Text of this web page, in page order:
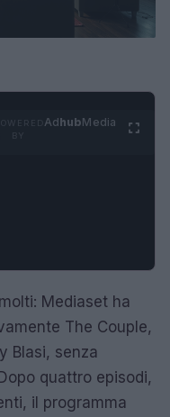
AdhubMedia
Mediaset ha
The Couple,
Blasi, senza
quattro episodi,
il programma